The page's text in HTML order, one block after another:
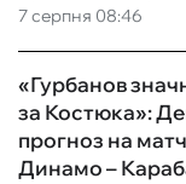
7 серпня 08:46
«Гурбанов
за Костюка»:
прогноз на
Динамо –